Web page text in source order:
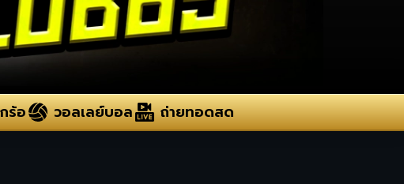
ร้อ วอลเลย์บอล ถ่ายทอดสด